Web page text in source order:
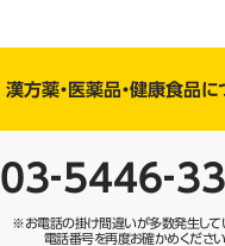
漢方薬・医薬品・健康食品に
※お電話の掛け間違いが多数発生して
電話番号を再度お確かめください